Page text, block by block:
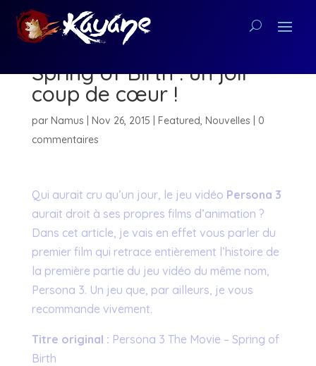
Persona 3 The Movie –
Spring of Birth : un joli
coup de cœur !
par Namus Nov 26, 2015 Featured, Nouvelles
0
commentaires
Qui aurait cru qu’un jour, le jeu vidéo Persona 3
aurait droit à ses propres films d’animation ?
Dans cet article, je vais en effet vous parler du
premier film qui retrace entièrement l’histoire de
la première partie du jeu vidéo du même nom,
Persona 3. Un jeu que, par ailleurs, je vous
recommande vivement.
Titre original : Persona 3 The Movie – Spring of
Birth